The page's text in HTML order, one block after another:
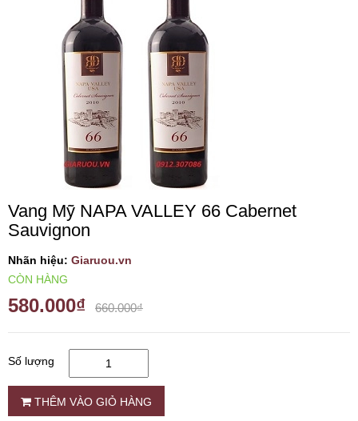
VANG TÂY BAN NHA
RƯỢU VANG MỸ
RƯỢU VANG NGỌT
RƯỢU VANG BỊCH
RƯỢU VANG ÚC
RƯỢU VANG ÁO
RƯỢU SỮA
RƯỢU CHAMPANGNE
RƯỢU WHISKY
Vang Mỹ NAPA VALLEY 66 Cabernet
Sauvignon
Nhãn hiệu: Giaruou.vn
CÒN HÀNG
580.000₫ 660.000₫
Số lượng
THÊM VÀO GIỎ HÀNG